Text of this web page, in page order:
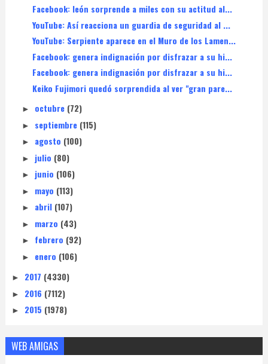
Facebook: león sorprende a miles con su actitud al...
YouTube: Así reacciona un guardia de seguridad al ...
YouTube: Serpiente aparece en el Muro de los Lamen...
Facebook: genera indignación por disfrazar a su hi...
Facebook: genera indignación por disfrazar a su hi...
Keiko Fujimori quedó sorprendida al ver "gran pare...
► octubre (72)
► septiembre (115)
► agosto (100)
► julio (80)
► junio (106)
► mayo (113)
► abril (107)
► marzo (43)
► febrero (92)
► enero (106)
► 2017 (4330)
► 2016 (7112)
► 2015 (1978)
WEB AMIGAS